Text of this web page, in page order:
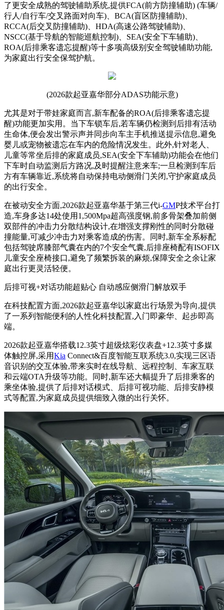
了更安全成熟的驾驶辅助系统,提供FCA(前方防撞辅助) (车辆/
行人/自行车/交叉路面对向车)、BCA(盲区防撞辅助)、
RCCA(后交叉防撞辅助)、HDA(高速公路驾驶辅助)、
NSCC(基于导航的智能巡航控制)、SEA(安全下车辅助)、
ROA(后排乘客遗忘提醒)等十多项高级别安全驾驶辅助功能,
为家庭出行安全保驾护航。
(2026款起亚嘉华部分ADAS功能示意)
尤其是对于带娃家庭而言,新车配备的ROA(后排乘客遗忘提
醒)功能更加实用。当下车锁车后,若车辆仍检测到后排有活动
生命体,便会发出警示声并同步向车主手机推送提示信息,避免
婴儿或宠物被遗忘在车内的危险情况发生。此外,针对老人、
儿童等常坐后排的家庭成员,SEA(安全下车辅助)功能会在他们
下车时自动监测后方路况,及时提醒注意来车;一旦检测到车后
方有车辆靠近,系统将自动保持电动侧滑门关闭,守护家庭成员
的出行安全。
在被动安全方面,2026款起亚嘉华基于第三代i-GMP技术平台打
造,车身多达14处使用1,500Mpa超高强度钢,前多骨架叠加前侧
双部件的冲击力分散结构设计,在增强支撑刚性的同时分散碰
撞能量,可减少冲击力对乘客造成的伤害。同时,新车全系标配
包括驾驶席膝部气囊在内的7个安全气囊,后排座椅配有ISOFIX
儿童安全座椅接口,避免了频繁拆装的麻烦,保障安全之余让家
庭出行更灵活轻便。
后排可视+对话功能超贴心 自动感应侧滑门解放双手
在科技配置方面,2026款起亚嘉华以家庭出行场景为导向,提供
了一系列智能便利的人性化科技配置,入门即豪华、起步即高
端。
2026款起亚嘉华搭载12.3英寸超级炫彩仪表盘+12.3英寸多媒
体触控屏,采用Kia Connect&百度智能互联系统3.0,实现三区语
音识别的交互体验,带来实时在线导航、远程控制、车家互联
和云端OTA升级等功能。同时,新车还大幅提升了后排乘客的
乘坐体验,提供了后排对话模式、后排可视功能、后排安静模
式等配置,为家庭成员提供细致入微的出行关怀。